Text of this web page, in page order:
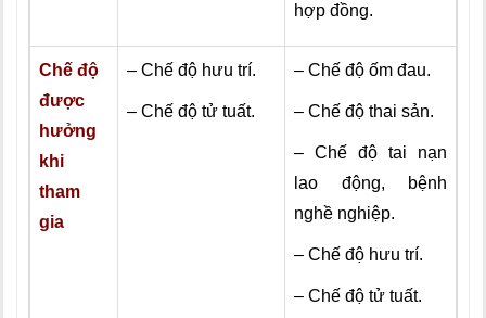
hợp đồng.
Chế độ
được
hưởng
khi
tham
gia
– Chế độ hưu trí.
– Chế độ tử tuất.
– Chế độ ốm đau.
– Chế độ thai sản.
– Chế độ tai nạn
lao động, bệnh
nghề nghiệp.
– Chế độ hưu trí.
– Chế độ tử tuất.